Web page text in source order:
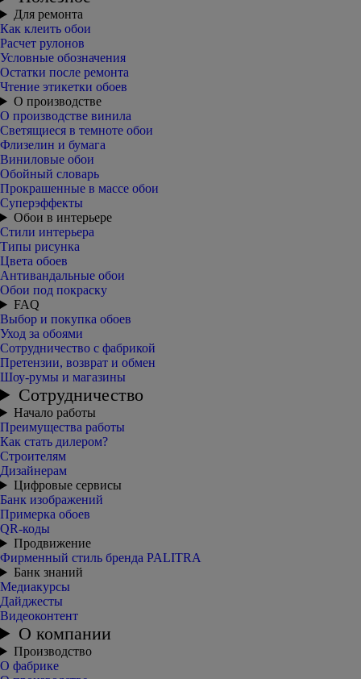
Для ремонта
Как клеить обои
Расчет рулонов
Условные обозначения
Остатки после ремонта
Чтение этикетки обоев
О производстве
О производстве винила
Светящиеся в темноте обои
Флизелин и бумага
Виниловые обои
Обойный словарь
Прокрашенные в массе обои
Суперэффекты
Обои в интерьере
Стили интерьера
Типы рисунка
Цвета обоев
Антивандальные обои
Обои под покраску
FAQ
Выбор и покупка обоев
Уход за обоями
Сотрудничество с фабрикой
Претензии, возврат и обмен
Шоу-румы и магазины
Сотрудничество
Начало работы
Преимущества работы
Как стать дилером?
Строителям
Дизайнерам
Цифровые сервисы
Банк изображений
Примерка обоев
QR-коды
Продвижение
Фирменный стиль бренда PALITRA
Банк знаний
Медиакурсы
Дайджесты
Видеоконтент
О компании
Производство
О фабрике